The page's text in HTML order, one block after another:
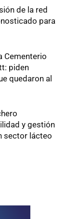
de la red
para
Cementerio
piden
quedaron al
y gestión
sector lácteo